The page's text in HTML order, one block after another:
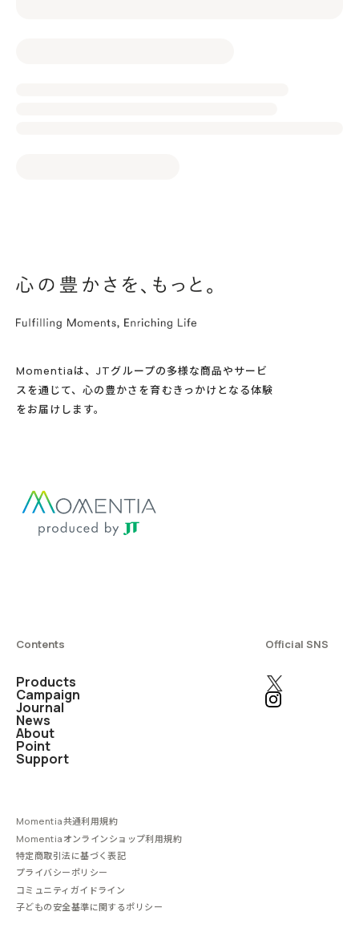
Momentiaは、JTグループの多様な商品やサービ
スを通じて、心の豊かさを育むきっかけとなる体験
をお届けします。
Contents
Products
Campaign
Journal
News
About
Point
Support
Official SNS
Momentia共通利用規約
Momentiaオンラインショップ利用規約
特定商取引法に基づく表記
プライバシーポリシー
コミュニティガイドライン
子どもの安全基準に関するポリシー